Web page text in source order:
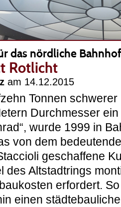
das nördliche
Rotlicht
am 14.12.2015
Tonnen
Durchmesser
wurde 1999 in
von dem
geschaffene
des Altstadtrings
erfordert.
einen